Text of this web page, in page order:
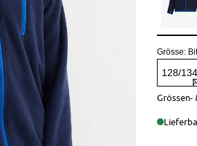
Grösse:
128/134
Grössen-